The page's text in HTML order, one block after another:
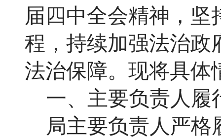
届四中全会精神，
程，持续加强法治政
法治保障。现将具体
一、主要负责人履
局主要负责人严